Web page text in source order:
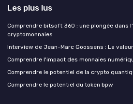
Les plus lus
Comprendre bitsoft 360 : une plongée dans
cryptomonnaies
Interview de Jean-Marc Goossens : La
Comprendre l'impact des monnaies
Comprendre le potentiel de la crypto
Comprendre le potentiel du token bpw